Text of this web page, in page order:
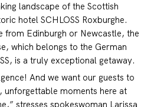
landscape of the Scottish
hotel SCHLOSS Roxburghe.
from Edinburgh or Newcastle, the
which belongs to the German
is a truly exceptional getaway.
And we want our guests to
unforgettable moments here at
stresses spokeswoman Larissa